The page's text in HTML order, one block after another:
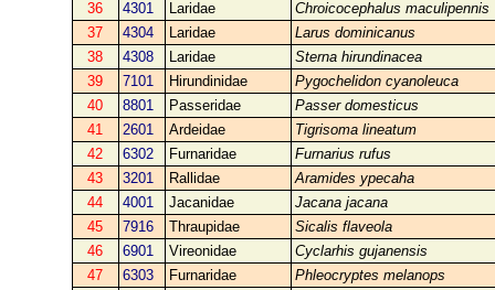
36
4301 Laridae
Chroicocephalus maculipennis
37
4304 Laridae
Larus dominicanus
38
4308 Laridae
Sterna hirundinacea
39
7101 Hirundinidae
Pygochelidon cyanoleuca
40
8801 Passeridae
Passer domesticus
41
2601 Ardeidae
Tigrisoma lineatum
42
6302 Furnaridae
Furnarius rufus
43
3201 Rallidae
Aramides ypecaha
44
4001 Jacanidae
Jacana jacana
45
7916 Thraupidae
Sicalis flaveola
46
6901 Vireonidae
Cyclarhis gujanensis
47
6303 Furnaridae
Phleocryptes melanops